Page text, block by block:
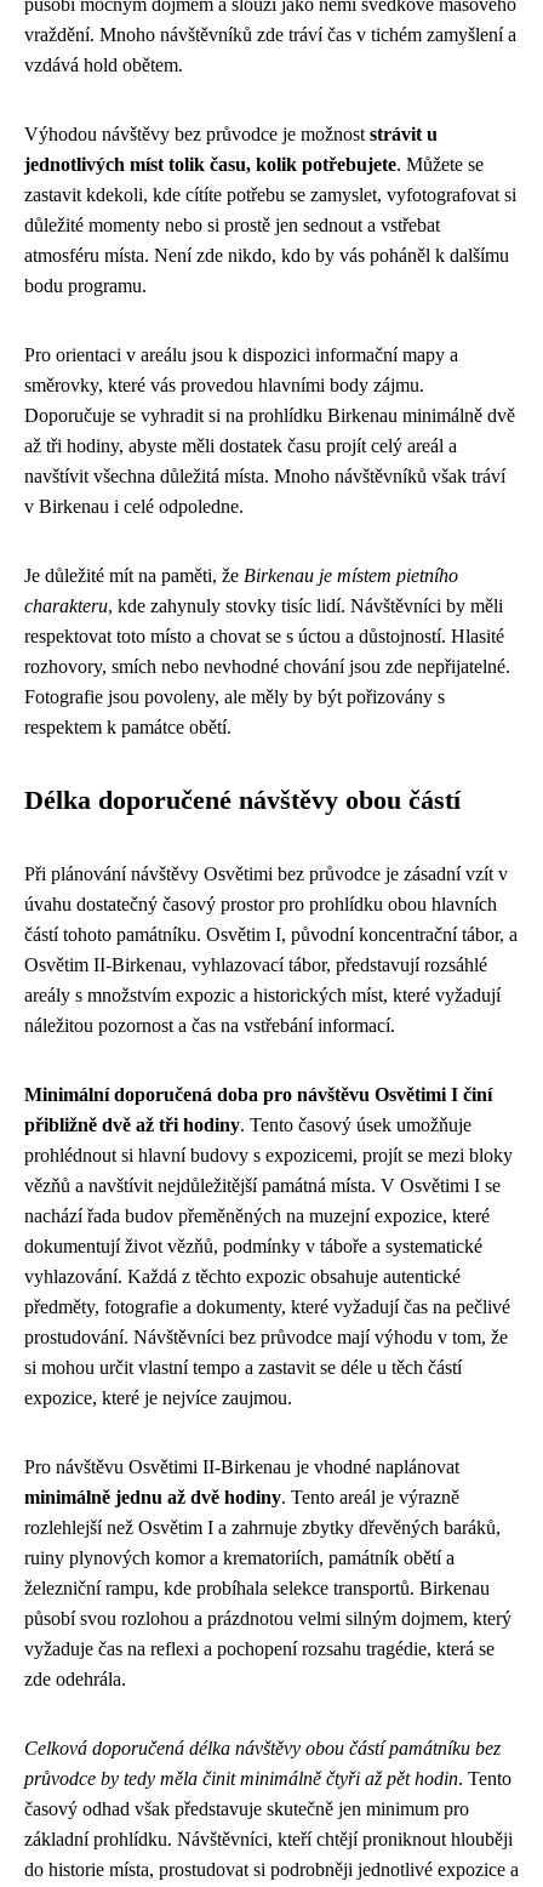
působí mocným dojmem a slouží jako němí svědkové masového
vraždění. Mnoho návštěvníků zde tráví čas v tichém zamyšlení a
vzdává hold obětem.
Výhodou návštěvy bez průvodce je možnost strávit u
jednotlivých míst tolik času, kolik potřebujete. Můžete se
zastavit kdekoli, kde cítíte potřebu se zamyslet, vyfotografovat si
důležité momenty nebo si prostě jen sednout a vstřebat
atmosféru místa. Není zde nikdo, kdo by vás poháněl k dalšímu
bodu programu.
Pro orientaci v areálu jsou k dispozici informační mapy a
směrovky, které vás provedou hlavními body zájmu.
Doporučuje se vyhradit si na prohlídku Birkenau minimálně dvě
až tři hodiny, abyste měli dostatek času projít celý areál a
navštívit všechna důležitá místa. Mnoho návštěvníků však tráví
v Birkenau i celé odpoledne.
Je důležité mít na paměti, že Birkenau je místem pietního
charakteru, kde zahynuly stovky tisíc lidí. Návštěvníci by měli
respektovat toto místo a chovat se s úctou a důstojností. Hlasité
rozhovory, smích nebo nevhodné chování jsou zde nepřijatelné.
Fotografie jsou povoleny, ale měly by být pořizovány s
respektem k památce obětí.
Délka doporučené návštěvy obou částí
Při plánování návštěvy Osvětimi bez průvodce je zásadní vzít v
úvahu dostatečný časový prostor pro prohlídku obou hlavních
částí tohoto památníku. Osvětim I, původní koncentrační tábor, a
Osvětim II-Birkenau, vyhlazovací tábor, představují rozsáhlé
areály s množstvím expozic a historických míst, které vyžadují
náležitou pozornost a čas na vstřebání informací.
Minimální doporučená doba pro návštěvu Osvětimi I činí
přibližně dvě až tři hodiny. Tento časový úsek umožňuje
prohlédnout si hlavní budovy s expozicemi, projít se mezi bloky
vězňů a navštívit nejdůležitější památná místa. V Osvětimi I se
nachází řada budov přeměněných na muzejní expozice, které
dokumentují život vězňů, podmínky v táboře a systematické
vyhlazování. Každá z těchto expozic obsahuje autentické
předměty, fotografie a dokumenty, které vyžadují čas na pečlivé
prostudování. Návštěvníci bez průvodce mají výhodu v tom, že
si mohou určit vlastní tempo a zastavit se déle u těch částí
expozice, které je nejvíce zaujmou.
Pro návštěvu Osvětimi II-Birkenau je vhodné naplánovat
minimálně jednu až dvě hodiny. Tento areál je výrazně
rozlehlejší než Osvětim I a zahrnuje zbytky dřevěných baráků,
ruiny plynových komor a krematoriích, památník obětí a
železniční rampu, kde probíhala selekce transportů. Birkenau
působí svou rozlohou a prázdnotou velmi silným dojmem, který
vyžaduje čas na reflexi a pochopení rozsahu tragédie, která se
zde odehrála.
Celková doporučená délka návštěvy obou částí památníku bez
průvodce by tedy měla činit minimálně čtyři až pět hodin. Tento
časový odhad však představuje skutečně jen minimum pro
základní prohlídku. Návštěvníci, kteří chtějí proniknout hlouběji
do historie místa, prostudovat si podrobněji jednotlivé expozice a